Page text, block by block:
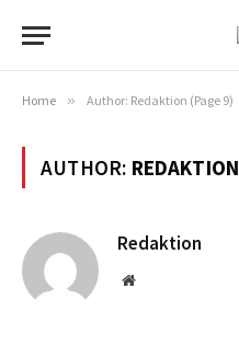
Home » Author: Redaktion (Page 9)
AUTHOR: REDAKTION
Redaktion
Website